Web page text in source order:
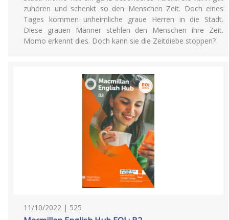
zuhören und schenkt so den Menschen Zeit. Doch eines
Tages kommen unheimliche graue Herren in die Stadt.
Diese grauen Männer stehlen den Menschen ihre Zeit.
Momo erkennt dies. Doch kann sie die Zeitdiebe stoppen?
11/10/2022 | 525